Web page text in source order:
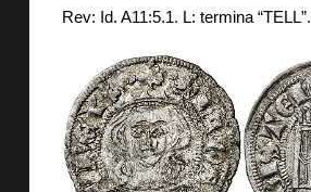
Rev: Id. A11:5.1. L: termina “TELL”.